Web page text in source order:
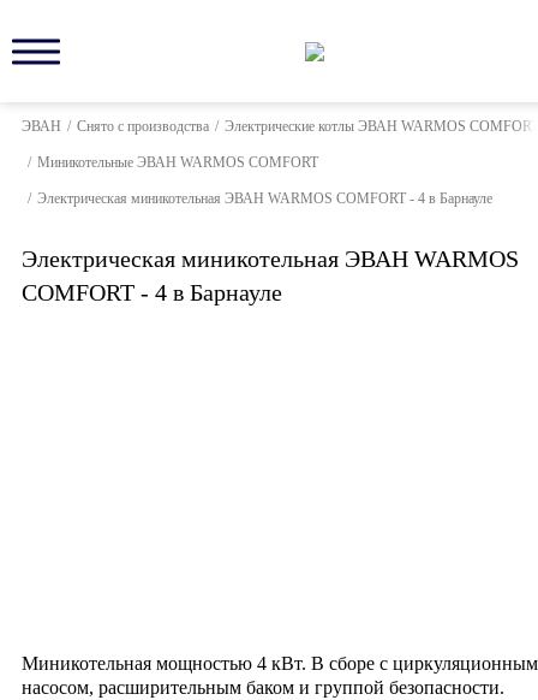
ЭВАН / Снято с производства / Электрические котлы ЭВАН WARMOS COMFORT
/ Миникотельные ЭВАН WARMOS COMFORT
/ Электрическая миникотельная ЭВАН WARMOS COMFORT - 4 в Барнауле
Электрическая миникотельная ЭВАН WARMOS
COMFORT - 4 в Барнауле
Миникотельная мощностью 4 кВт. В сборе с циркуляционным
насосом, расширительным баком и группой безопасности.